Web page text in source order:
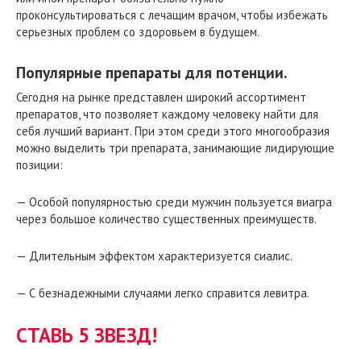
проконсультироваться с лечащим врачом, чтобы избежать
серьезных проблем со здоровьем в будущем.
Популярные препараты для потенции.
Сегодня на рынке представлен широкий ассортимент
препаратов, что позволяет каждому человеку найти для
себя лучший вариант. При этом среди этого многообразия
можно выделить три препарата, занимающие лидирующие
позиции:
— Особой популярностью среди мужчин пользуется виагра
через большое количество существенных преимуществ.
— Длительным эффектом характеризуется сиалис.
— С безнадежными случаями легко справится левитра.
СТАВЬ 5 ЗВЕЗД!